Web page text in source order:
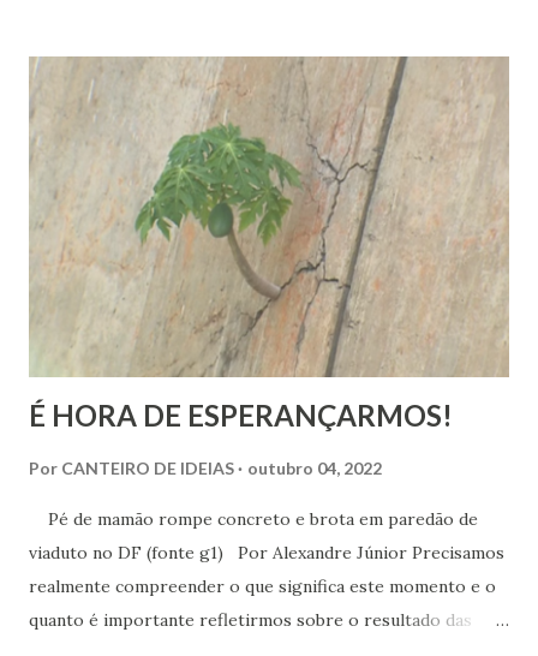
rurais.
É HORA DE ESPERANÇARMOS!
Por CANTEIRO DE IDEIAS outubro 04, 2022
Pé de mamão rompe concreto e brota em paredão de
viaduto no DF (fonte g1) Por Alexandre Júnior Precisamos
realmente compreender o que significa este momento e o
quanto é importante refletirmos sobre o resultado das